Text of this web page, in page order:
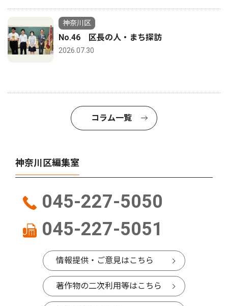
神奈川区
No.46 区長の人・まち探訪
2026.07.30
コラム一覧
神奈川区編集室
045-227-5050
045-227-5051
情報提供・ご意見はこちら
著作物の二次利用等はこちら